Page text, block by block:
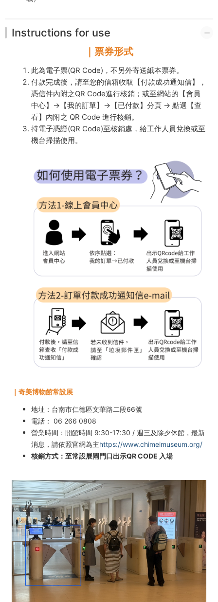
Instructions for use
｜票券形式
此為電子票(QR Code)，不另外寄送紙本票券。
付款完成後，請至您的信箱收取【付款成功通知信】，
憑信件內附之QR Code進行核銷；或至網站的【會員
中心】→【我的訂單】→【已付款】分頁 → 點選【查
看】內附之 QR Code 進行核銷。
持電子憑證(QR Code)至核銷處，給工作人員兌換或至
機台掃描使用。
｜奇美博物館常設展
地址：台南市仁德區文華路二段66號
電話： 06 266 0808
營業時間：開館時間 9:30-17:30 / 週三及除夕休館，最新
消息，請依照官網為主https://www.chimeimuseum.org/
核銷方式：至常設展閘門口出示QR CODE 入場